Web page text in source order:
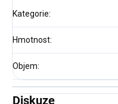
Kategorie:
Hmotnost:
Objem:
Diskuze